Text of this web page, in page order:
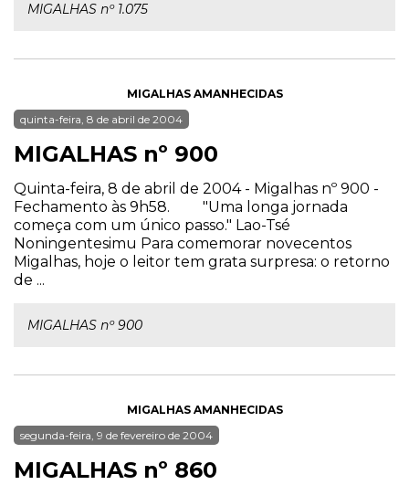
MIGALHAS nº 1.075
MIGALHAS AMANHECIDAS
quinta-feira, 8 de abril de 2004
MIGALHAS nº 900
Quinta-feira, 8 de abril de 2004 - Migalhas nº 900 -
Fechamento às 9h58. "Uma longa jornada
começa com um único passo." Lao-Tsé
Noningentesimu Para comemorar novecentos
Migalhas, hoje o leitor tem grata surpresa: o retorno
de ...
MIGALHAS nº 900
MIGALHAS AMANHECIDAS
segunda-feira, 9 de fevereiro de 2004
MIGALHAS nº 860